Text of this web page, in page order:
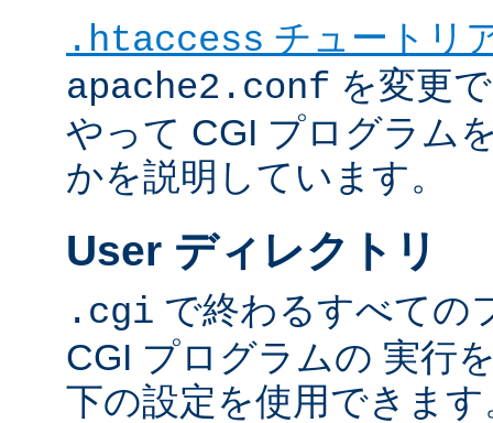
.htaccess チュートリ
apache2.conf を変更
やって CGI プログラム
かを説明しています。
User ディレクトリ
.cgi で終わるすべての
CGI プログラムの 実行
下の設定を使用できます